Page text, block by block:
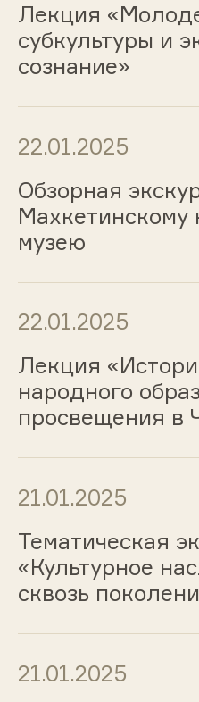
Лекция
субкультуры и
сознание»
22.01.2025
Обзорная
Махкетинскому
музею
22.01.2025
Лекция
народного
просвещения в
21.01.2025
Тематическая
«Культурное
сквозь
21.01.2025